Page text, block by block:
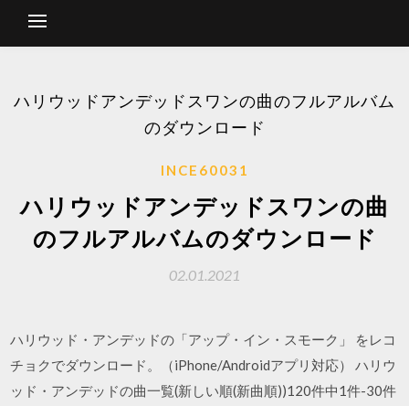
ハリウッドアンデッドスワンの曲のフルアルバム
のダウンロード
INCE60031
ハリウッドアンデッドスワンの曲
のフルアルバムのダウンロード
02.01.2021
ハリウッド・アンデッドの「アップ・イン・スモーク」 をレコ
チョクでダウンロード。（iPhone/Androidアプリ対応） ハリウ
ッド・アンデッドの曲一覧(新しい順(新曲順))120件中1件-30件